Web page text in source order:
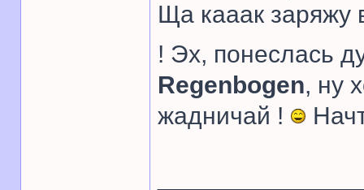
Ща кааак заряжу
! Эх, понеслась
Regenbogen, ну
жадничай !